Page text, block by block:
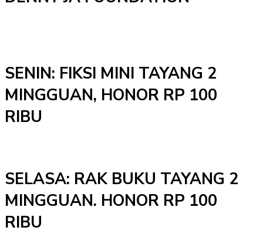
SENIN: FIKSI MINI TAYANG 2
MINGGUAN, HONOR RP 100
RIBU
SELASA: RAK BUKU TAYANG 2
MINGGUAN. HONOR RP 100
RIBU